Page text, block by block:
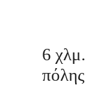
6
πόλης